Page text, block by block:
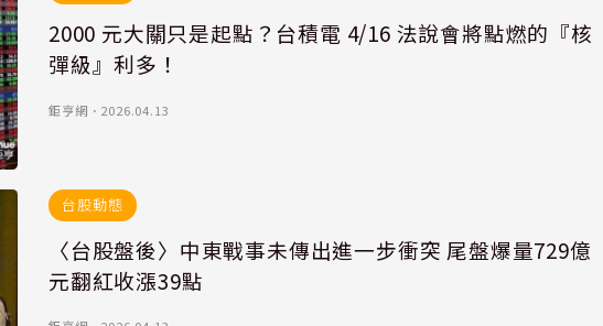
2000 元大關只是起點？台積電 4/16 法說會將點燃的『核
彈級』利多！
鉅亨網 ． 2026.04.13
台股動態
〈台股盤後〉中東戰事未傳出進一步衝突 尾盤爆量729億
元翻紅收漲39點